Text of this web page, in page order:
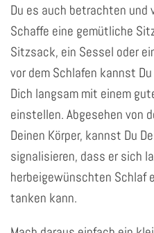
Du es auch betrachten und
Schaffe eine gemütliche
Sitzsack, ein Sessel oder
vor dem Schlafen kannst
Dich langsam mit einem
einstellen. Abgesehen von
Deinen Körper, kannst Du
signalisieren, dass er sich
herbeigewünschten Schlaf
tanken kann.